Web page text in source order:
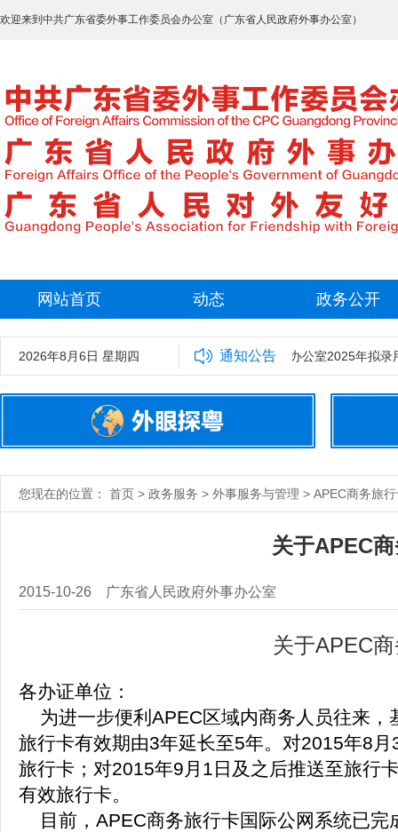
欢迎来到中共广东省委外事工作委员会办公室（广东省人民政府外事办公室）
网站首页 动态 政务公开
2026年8月6日 星期四 通知公告
中共广东省委外事工作委员会办公室2025年拟录
您现在的位置： 首页 > 政务服务 > 外事服务与管理 > APEC商务旅
关于APEC
2015-10-26 广东省人民政府外事办公室
关于APEC
各办证单位：
为进一步便利APEC区域内商务人员往来
旅行卡有效期由3年延长至5年。对2015年8
旅行卡；对2015年9月1日及之后推送至旅行
有效旅行卡。
目前，APEC商务旅行卡国际公网系统已